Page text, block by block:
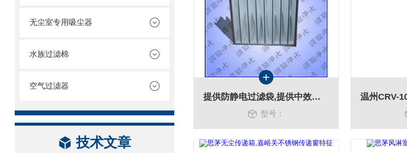
无尘室专用吸尘器
水族过滤棉
空气过滤器
技术文章
提供防静电过滤袋,提供中效袋式过滤器
型号：